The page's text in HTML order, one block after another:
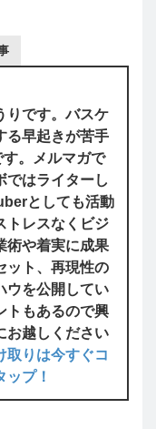
りです。バスケ
る早起きが苦手
。メルマガで
ではライターし
としても活動
トレスなくビジ
術や着実に成果
ット、再現性の
ウを公開してい
トもあるので興
お越しください
取りは今すぐコ
プ！